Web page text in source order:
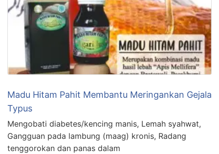
Madu Hitam Pahit Membantu Meringankan Gejala
Typus
Mengobati diabetes/kencing manis, Lemah syahwat,
Gangguan pada lambung (maag) kronis, Radang
tenggorokan dan panas dalam